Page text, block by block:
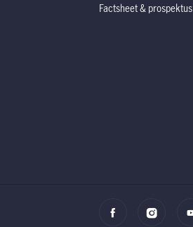
Factsheet & prospektus